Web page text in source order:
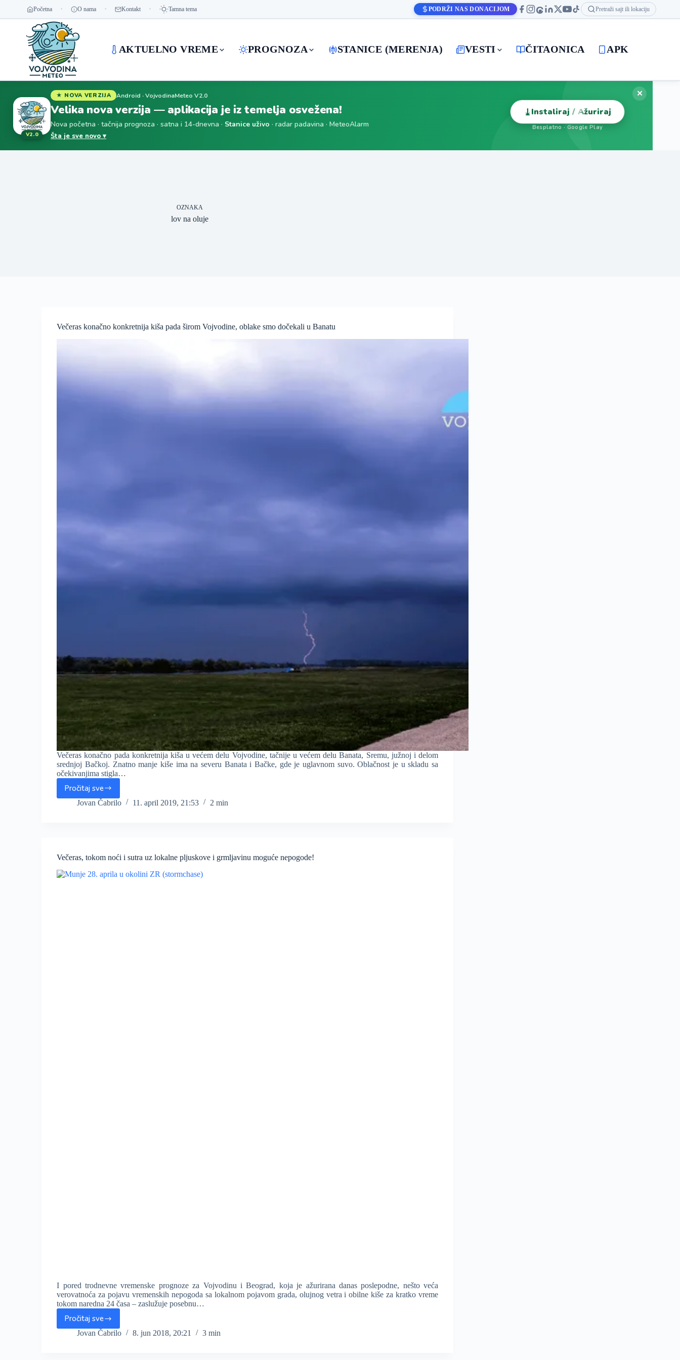
Početna O nama Kontakt Tamna tema PODRŽI NAS DONACIJOM Pretraži sajt ili lokaciju
AKTUELNO VREME PROGNOZA STANICE (MERENJA) VESTI ČITAONICA APK
V2.0
★ NOVA VERZIJA Android · VojvodinaMeteo V2.0
Velika nova verzija — aplikacija je iz temelja osvežena!
Nova početna · tačnija prognoza · satna i 14-dnevna · Stanice uživo · radar padavina · MeteoAlarm
Šta je sve novo ▾
⤓Instaliraj / Ažuriraj
Besplatno · Google Play
✕
OZNAKA
lov na oluje
Večeras konačno konkretnija kiša pada širom Vojvodine, oblake smo dočekali u Banatu
Večeras konačno pada konkretnija kiša u većem delu Vojvodine, tačnije u većem delu Banata, Sremu, južnoj i delom
srednjoj Bačkoj. Znatno manje kiše ima na severu Banata i Bačke, gde je uglavnom suvo. Oblačnost je u skladu sa
očekivanjima stigla…
Pročitaj sve
Večeras
konačno
Vojvodine,
oblake
smo
Jovan Čabrilo 11. april 2019, 21:53 2 min
Večeras, tokom noći i sutra uz lokalne pljuskove i grmljavinu moguće nepogode!
I pored trodnevne vremenske prognoze za Vojvodinu i Beograd, koja je ažurirana danas poslepodne, nešto veća
verovatnoća za pojavu vremenskih nepogoda sa lokalnom pojavom grada, olujnog vetra i obilne kiše za kratko vreme
tokom naredna 24 časa – zaslužuje posebnu…
Pročitaj sve
Večeras,
tokom
Jovan Čabrilo 8. jun 2018, 20:21 3 min